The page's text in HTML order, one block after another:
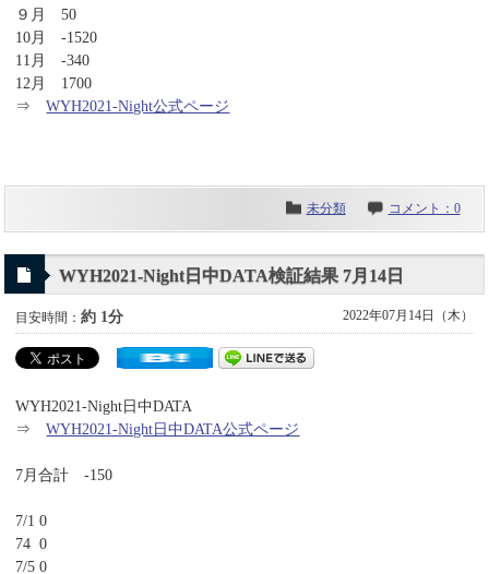
９月 50
10月 -1520
11月 -340
12月 1700
⇒WYH2021-Night公式ページ
未分類 コメント：0
WYH2021-Night日中DATA検証結果 7月14日
目安時間：約 1分 2022年07月14日（木）
WYH2021-Night日中DATA
⇒WYH2021-Night日中DATA公式ページ
7月合計 -150
7/1 0
74 0
7/5 0